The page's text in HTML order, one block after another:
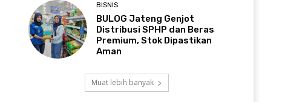
BISNIS
BULOG Jateng Genjot
Distribusi SPHP dan Beras
Premium, Stok Dipastikan
Aman
Muat lebih banyak